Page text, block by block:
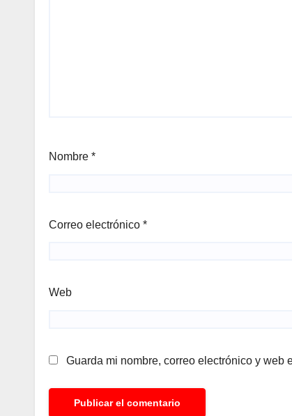
Nombre *
Correo electrónico *
Web
Guarda mi nombre, correo electrónico y web